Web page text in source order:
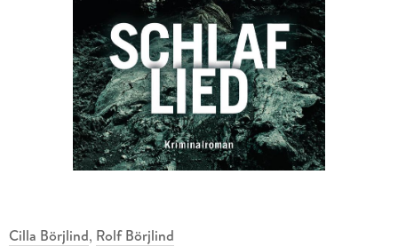
Cilla Börjlind, Rolf Börjlind